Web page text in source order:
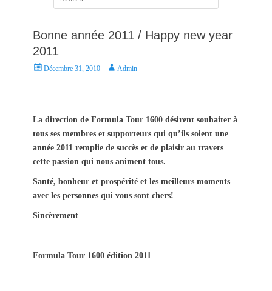
for:
Bonne année 2011 / Happy new year
2011
P
e
n
Décembre 31, 2010
A
Admin
La direction de Formula Tour 1600 désirent souhaiter à
tous ses membres et supporteurs qui qu’ils soient une
année 2011 remplie de succès et de plaisir au travers
cette passion qui nous animent tous.
Santé, bonheur et prospérité et les meilleurs moments
avec les personnes qui vous sont chers!
Sincèrement
Formula Tour 1600 édition 2011